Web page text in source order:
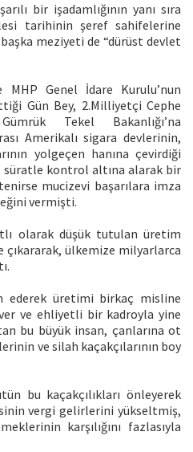
bir işadamlığının yanı sıra
tarihinin şeref sahifelerine
meziyeti de “dürüst devlet
MHP Genel İdare Kurulu’nun
Gün Bey, 2.Milliyetçi Cephe
Tekel Bakanlığı’na
Amerikalı sigara devlerinin,
yolgeçen hanına çevirdiği
süratle kontrol altına alarak bir
mucizevi başarılara imza
vermişti.
olarak düşük tutulan üretim
ülkemize milyarlarca
ederek üretimi birkaç misline
ve ehliyetli bir kadroyla yine
bu büyük insan, çanlarına ot
ve silah kaçakçılarının boy
bu kaçakçılıkları önleyerek
vergi gelirlerini yükseltmiş,
karşılığını fazlasıyla